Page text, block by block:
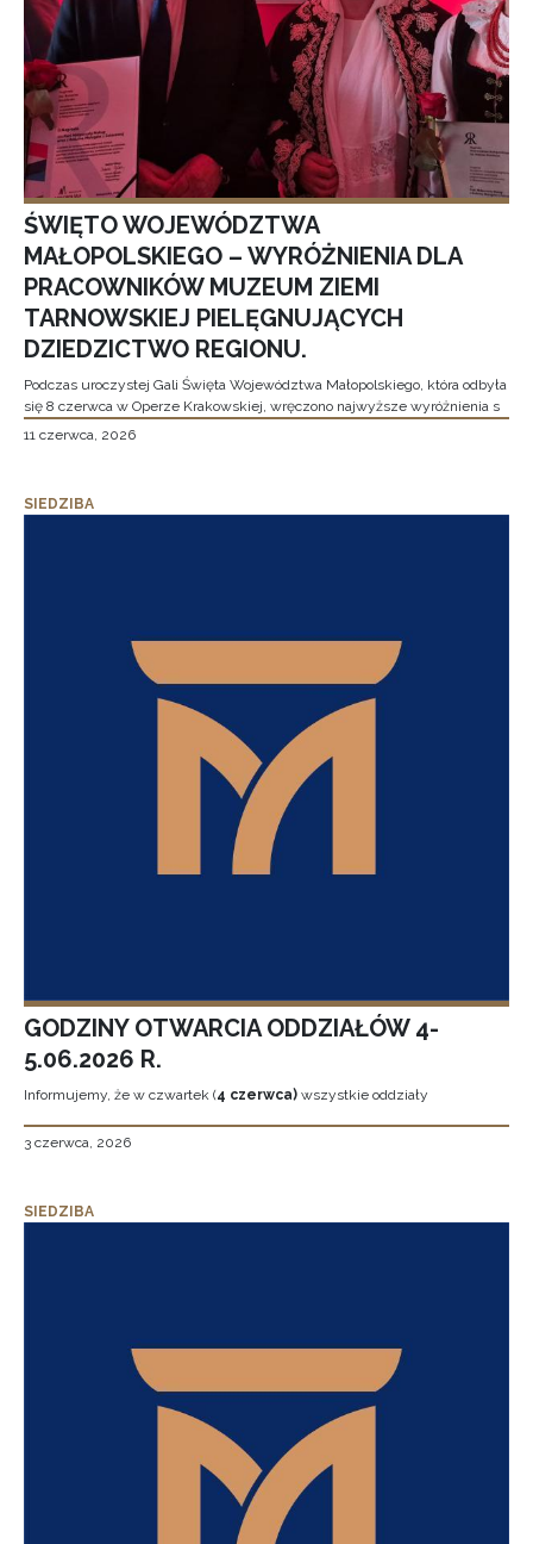
ŚWIĘTO WOJEWÓDZTWA
MAŁOPOLSKIEGO – WYRÓŻNIENIA DLA
PRACOWNIKÓW MUZEUM ZIEMI
TARNOWSKIEJ PIELĘGNUJĄCYCH
DZIEDZICTWO REGIONU.
Podczas uroczystej Gali Święta Województwa Małopolskiego, która odbyła
się 8 czerwca w Operze Krakowskiej, wręczono najwyższe wyróżnienia s
11 czerwca, 2026
SIEDZIBA
GODZINY OTWARCIA ODDZIAŁÓW 4-
5.06.2026 R.
Informujemy, że w czwartek (4 czerwca) wszystkie oddziały
3 czerwca, 2026
SIEDZIBA